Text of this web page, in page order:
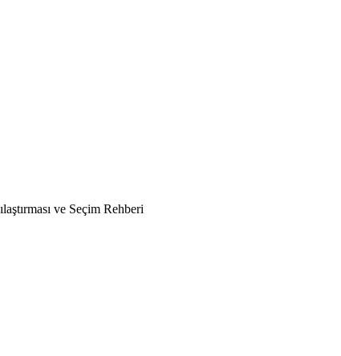
ve Seçim Rehberi